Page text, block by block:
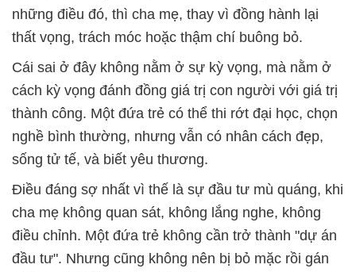
những điều đó, thì cha mẹ, thay vì đồng hành lại
thất vọng, trách móc hoặc thậm chí buông bỏ.
Cái sai ở đây không nằm ở sự kỳ vọng, mà nằm ở
cách kỳ vọng đánh đồng giá trị con người với giá trị
thành công. Một đứa trẻ có thể thi rớt đại học, chọn
nghề bình thường, nhưng vẫn có nhân cách đẹp,
sống tử tế, và biết yêu thương.
Điều đáng sợ nhất vì thế là sự đầu tư mù quáng, khi
cha mẹ không quan sát, không lắng nghe, không
điều chỉnh. Một đứa trẻ không cần trở thành "dự án
đầu tư". Nhưng cũng không nên bị bỏ mặc rồi gán